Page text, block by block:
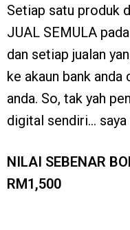
Setiap satu produk
JUAL SEMULA
dan setiap jualan
ke akaun bank anda
anda. So, tak yah
digital sendiri… saya
NILAI SEBENAR
RM1,500